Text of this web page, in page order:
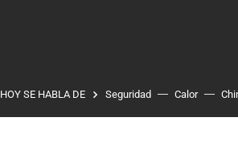
HOY SE HABLA DE Seguridad Calor